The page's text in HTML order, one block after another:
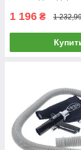
1 196 ₴ 1